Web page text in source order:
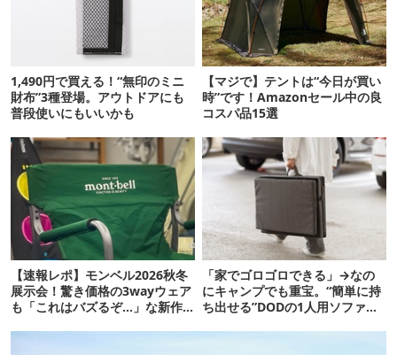
1,490円で買える！“無印のミニ
財布”3種登場。アウトドアにも
普段使いにもいいかも
【マジで】テントは“今日が買い
時”です！Amazonセール中の良
コスパ品15選
【速報レポ】モンベル2026秋冬
展示会！驚き価格の3wayウェア
も「これはバズるぞ…」な新作
「家でゴロゴロできる」→なの
にキャンプでも重宝。“簡単に持
ち出せる”DODの1人用ソファが